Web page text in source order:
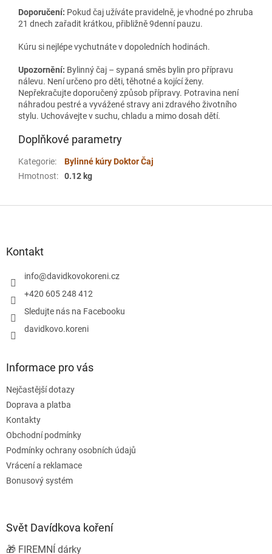
Doporučení: Pokud čaj užíváte pravidelně, je vhodné po zhruba
21 dnech zařadit krátkou, přibližně 9denní pauzu.
Kúru si nejlépe vychutnáte v dopoledních hodinách.
Upozornění: Bylinný čaj – sypaná směs bylin pro přípravu
nálevu. Není určeno pro děti, těhotné a kojící ženy.
Nepřekračujte doporučený způsob přípravy. Potravina není
náhradou pestré a vyvážené stravy ani zdravého životního
stylu. Uchovávejte v suchu, chladu a mimo dosah dětí.
Doplňkové parametry
Kategorie:
Bylinné kúry Doktor Čaj
Hmotnost: 0.12 kg
Kontakt
info@davidkovokoreni.cz
+420 605 248 412
Sledujte nás na Facebooku
davidkovo.koreni
Informace pro vás
Nejčastější dotazy
Doprava a platba
Kontakty
Obchodní podmínky
Podmínky ochrany osobních údajů
Vrácení a reklamace
Bonusový systém
Svět Davídkova koření
🎁 FIREMNÍ dárky